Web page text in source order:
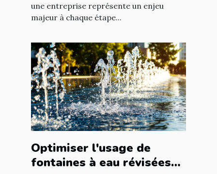
une entreprise représente un enjeu
majeur à chaque étape...
Optimiser l'usage de
fontaines à eau révisées